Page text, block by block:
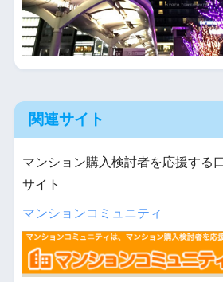
関連サイト
マンション購入検討者を応援する
サイト
マンションコミュニティ